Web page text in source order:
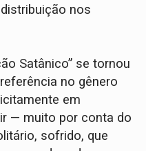
nos
Satânico” se tornou
no gênero
em
— muito por conta do
sofrido, que